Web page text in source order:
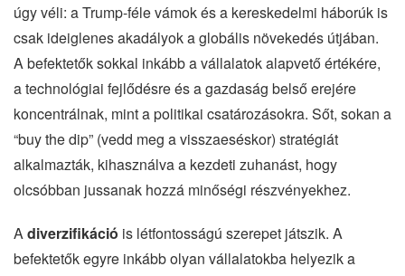
úgy véli: a Trump-féle vámok és a kereskedelmi háborúk is
csak ideiglenes akadályok a globális növekedés útjában.
A befektetők sokkal inkább a vállalatok alapvető értékére,
a technológiai fejlődésre és a gazdaság belső erejére
koncentrálnak, mint a politikai csatározásokra. Sőt, sokan a
“buy the dip” (vedd meg a visszaeséskor) stratégiát
alkalmazták, kihasználva a kezdeti zuhanást, hogy
olcsóbban jussanak hozzá minőségi részvényekhez.
Adiverzifikáció is létfontosságú szerepet játszik. A
befektetők egyre inkább olyan vállalatokba helyezik a